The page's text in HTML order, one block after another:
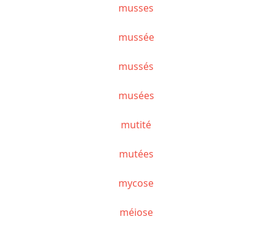
musses
mussée
mussés
musées
mutité
mutées
mycose
méiose